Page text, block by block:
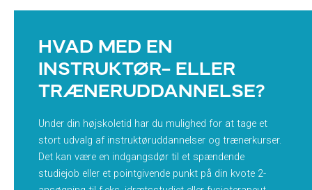
HVAD MED EN
INSTRUKTØR- ELLER
TRÆNERUDDANNELSE?
Under din højskoletid har du mulighed for at tage et
stort udvalg af instruktøruddannelser og trænerkurser.
Det kan være en indgangsdør til et spændende
studiejob eller et pointgivende punkt på din kvote 2-